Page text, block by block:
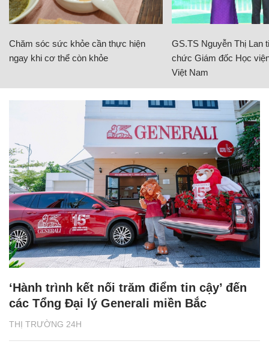
Chăm sóc sức khỏe cần thực hiện
ngay khi cơ thể còn khỏe
GS.TS Nguyễn Thị Lan
chức Giám đốc Học
Việt Nam
THỊ TRƯỜNG 24H
‘Hành trình kết nối trăm điểm tin cậy’ đến
các Tổng Đại lý Generali miền Bắc